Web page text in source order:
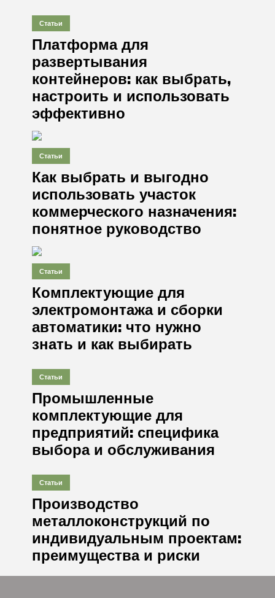
Статьи
Платформа для
развертывания
контейнеров: как выбрать,
настроить и использовать
эффективно
Статьи
Как выбрать и выгодно
использовать участок
коммерческого назначения:
понятное руководство
Статьи
Комплектующие для
электромонтажа и сборки
автоматики: что нужно
знать и как выбирать
Статьи
Промышленные
комплектующие для
предприятий: специфика
выбора и обслуживания
Статьи
Производство
металлоконструкций по
индивидуальным проектам:
преимущества и риски